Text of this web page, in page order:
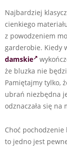
Najbardziej
cienkiego
z powodzeniem
garderobie. Kiedy
damskie
że bluzka nie
Pamiętajmy tylko,
ubrań niezbędna
odznaczała się na
Choć pochodzenie
to jedno jest